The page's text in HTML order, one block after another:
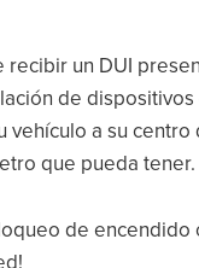
un DUI
de
a su centro
que pueda tener.
de